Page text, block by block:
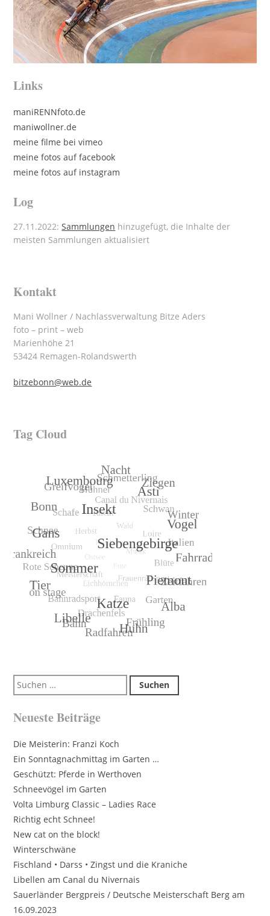
Links
maniRENNfoto.de
maniwollner.de
meine filme bei vimeo
meine fotos auf facebook
meine fotos auf instagram
Log
27.11.2022:Sammlungen hinzugefügt, die Inhalte der
meisten Sammlungen aktualisiert
Kontakt
Mani Wollner / Nachlassverwaltung Bitze Aders
foto – print – web
Marienhöhe 21
53424 Remagen-Rolandswerth
bitzebonn@web.de
Tag Cloud
Suchen
nach:
Neueste Beiträge
Die Meisterin: Franzi Koch
Ein Sonntagnachmittag im Garten …
Geschützt: Pferde in Werthoven
Schneevögel im Garten
Volta Limburg Classic – Ladies Race
Richtig echt Schnee!
New cat on the block!
Winterschwäne
Fischland • Darss • Zingst und die Kraniche
Libellen am Canal du Nivernais
Sauerländer Bergpreis / Deutsche Meisterschaft Berg am
16.09.2023